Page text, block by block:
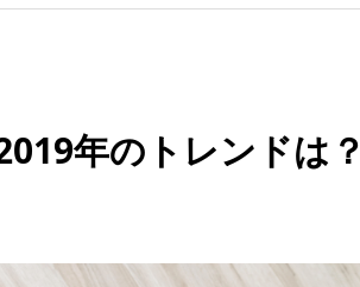
年のトレンドは？